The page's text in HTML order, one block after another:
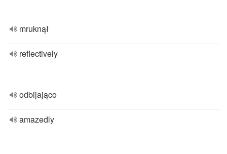
mruknął
reflectively
odbijająco
amazedly